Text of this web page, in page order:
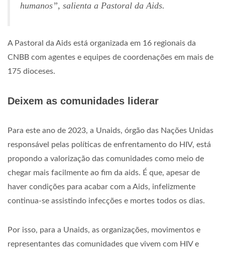
humanos”, salienta a Pastoral da Aids.
A Pastoral da Aids está organizada em 16 regionais da
CNBB com agentes e equipes de coordenações em mais de
175 dioceses.
Deixem as comunidades liderar
Para este ano de 2023, a Unaids, órgão das Nações Unidas
responsável pelas políticas de enfrentamento do HIV, está
propondo a valorização das comunidades como meio de
chegar mais facilmente ao fim da aids. É que, apesar de
haver condições para acabar com a Aids, infelizmente
continua-se assistindo infecções e mortes todos os dias.
Por isso, para a Unaids, as organizações, movimentos e
representantes das comunidades que vivem com HIV e